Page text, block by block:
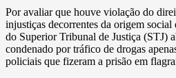
​Por avaliar que houve violação do
injustiças decorrentes da origem social
do Superior Tribunal de Justiça (STJ)
condenado por tráfico de drogas
policiais que fizeram a prisão em